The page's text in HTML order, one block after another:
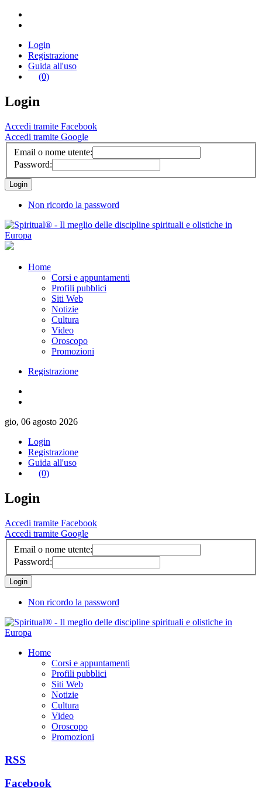
Login
Registrazione
Guida all'uso
(0)
Login
Accedi tramite Facebook
Accedi tramite Google
Email o nome utente:
Password:
Non ricordo la password
Home
Corsi e appuntamenti
Profili pubblici
Siti Web
Notizie
Cultura
Video
Oroscopo
Promozioni
Registrazione
gio, 06 agosto 2026
Login
Registrazione
Guida all'uso
(0)
Login
Accedi tramite Facebook
Accedi tramite Google
Email o nome utente:
Password:
Non ricordo la password
Home
Corsi e appuntamenti
Profili pubblici
Siti Web
Notizie
Cultura
Video
Oroscopo
Promozioni
RSS
Facebook